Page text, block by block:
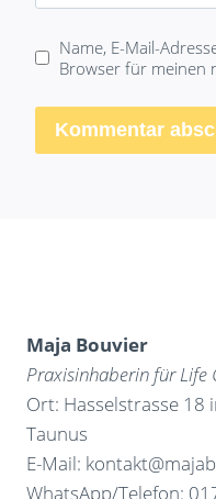
Name, E-Mail-
Browser für meinen
Maja Bouvier
Praxisinhaberin für Life
Ort: Hasselstrasse 18
Taunus
E-Mail:
WhatsApp/Telefon: